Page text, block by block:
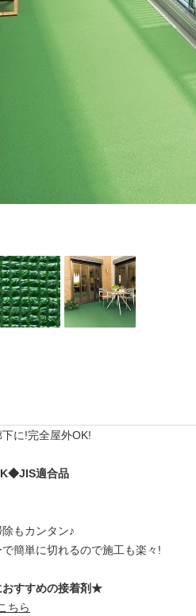
に!完全屋外OK!
適合品
もカンタン♪
簡単に切れるので施工も楽々!
すすめの接着剤★
ちら